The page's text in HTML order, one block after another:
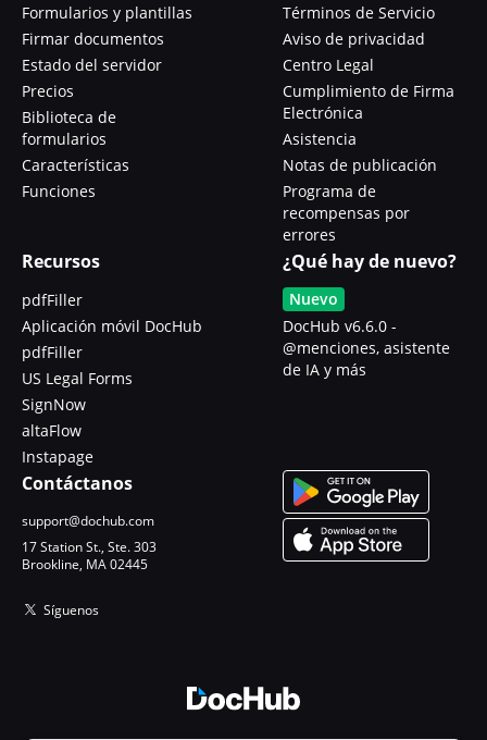
Formularios y plantillas
Firmar documentos
Estado del servidor
Precios
Biblioteca de
formularios
Características
Funciones
Términos de Servicio
Aviso de privacidad
Centro Legal
Cumplimiento de Firma
Electrónica
Asistencia
Notas de publicación
Programa de
recompensas por
errores
Recursos
pdfFiller
Aplicación móvil DocHub
pdfFiller
US Legal Forms
SignNow
altaFlow
Instapage
¿Qué hay de nuevo?
Nuevo
DocHub v6.6.0 -
@menciones, asistente
de IA y más
Contáctanos
support@dochub.com
17 Station St., Ste. 303
Brookline, MA 02445
Síguenos